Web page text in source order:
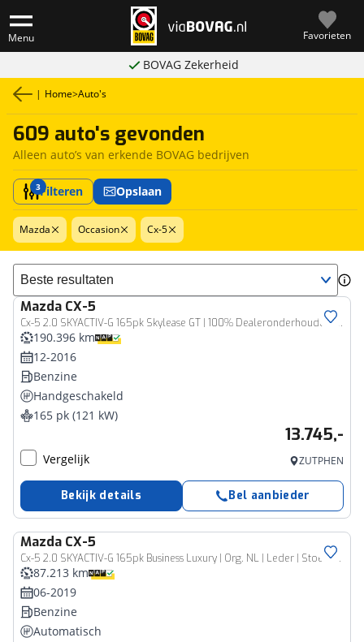
Menu Favorieten
BOVAG Zekerheid
| Home>Auto's
609 auto's gevonden
Alleen auto’s van erkende BOVAG bedrijven
3Filteren Opslaan
Mazda Occasion Cx-5
Sorteer resultaten
Mazda CX-5
Cx-5 2.0 SKYACTIV-G 165pk Skylease GT | 100% Dealeronderhouden | Camera | Trekhaak | Navi | Leder | Rijklaarprijs incl 12 mnd BOVAG garantie & onderhoud
190.396 km
12-2016
Benzine
Handgeschakeld
165 pk (121 kW)
13.745,-
Vergelijk ZUTPHEN
Bekijk details Bel aanbieder
Mazda CX-5
Cx-5 2.0 SKYACTIV-G 165pk Business Luxury | Org. NL | Leder | Stoel verwarming & ventilatie | 360° camera | Rijklaarprijs incl 12 mnd BOVAG garantie
87.213 km
06-2019
Benzine
Automatisch